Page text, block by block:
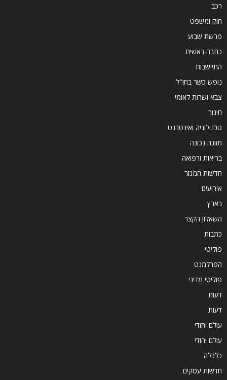
רכב
חוק ומשפט
פרשת שבוע
כתבה ראשית
התיישבות
נופש כשר בחו"ל
צבא ושרות לאומי
חינוך
טכנולוגיה ואינטרנט
תזונה נכונה
בריאות ורפואה
חדשות המגזר
אירועים
בארץ
השאלון הקצר
כתבות
פוליטי
הפרלמנט
פוליטי מדיני
דעות
דעות
עולם יהודי
עולם יהודי
כלכלה
חדשות עסקים